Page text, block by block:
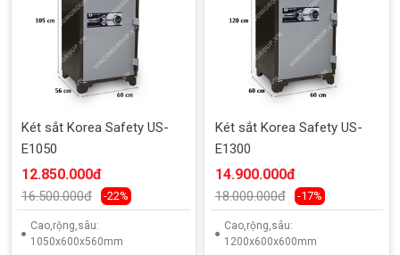
Két sắt Korea Safety US-
E1050
12.850.000đ
16.500.000đ -22%
Cao,rộng,sâu:
1050x600x560mm
Két sắt Korea Safety US-
E1300
14.900.000đ
18.000.000đ -17%
Cao,rộng,sâu:
1200x600x600mm